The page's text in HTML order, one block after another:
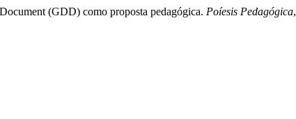
(GDD) como proposta pedagógica. Poíesis Pedagógica,